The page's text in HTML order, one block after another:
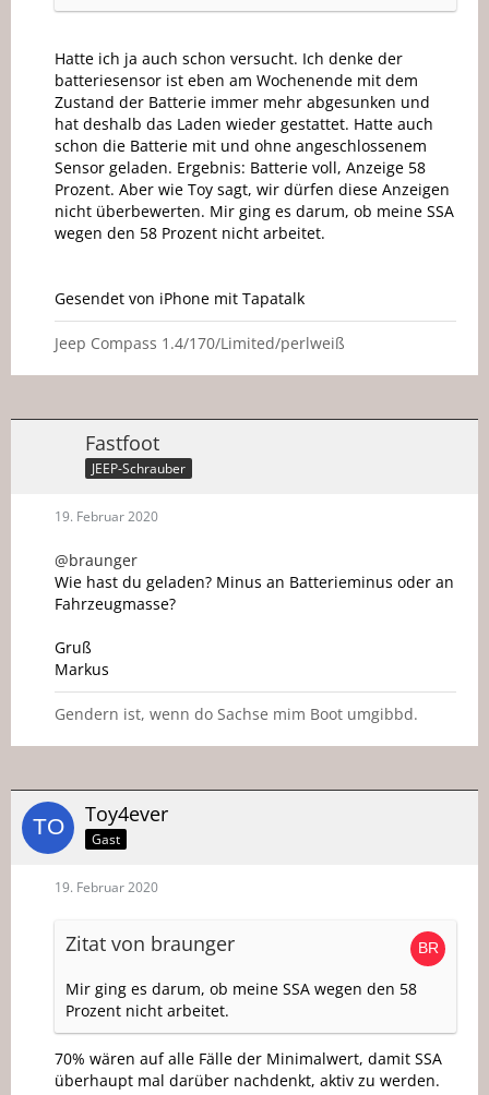
Hatte ich ja auch schon versucht. Ich denke der
batteriesensor ist eben am Wochenende mit dem
Zustand der Batterie immer mehr abgesunken und
hat deshalb das Laden wieder gestattet. Hatte auch
schon die Batterie mit und ohne angeschlossenem
Sensor geladen. Ergebnis: Batterie voll, Anzeige 58
Prozent. Aber wie Toy sagt, wir dürfen diese Anzeigen
nicht überbewerten. Mir ging es darum, ob meine SSA
wegen den 58 Prozent nicht arbeitet.
Gesendet von iPhone mit Tapatalk
Jeep Compass 1.4/170/Limited/perlweiß
Fastfoot
JEEP-Schrauber
19. Februar 2020
@braunger
Wie hast du geladen? Minus an Batterieminus oder an
Fahrzeugmasse?
Gruß
Markus
Gendern ist, wenn do Sachse mim Boot umgibbd.
Toy4ever
Gast
19. Februar 2020
Zitat von braunger
Mir ging es darum, ob meine SSA wegen den 58
Prozent nicht arbeitet.
70% wären auf alle Fälle der Minimalwert, damit SSA
überhaupt mal darüber nachdenkt, aktiv zu werden.